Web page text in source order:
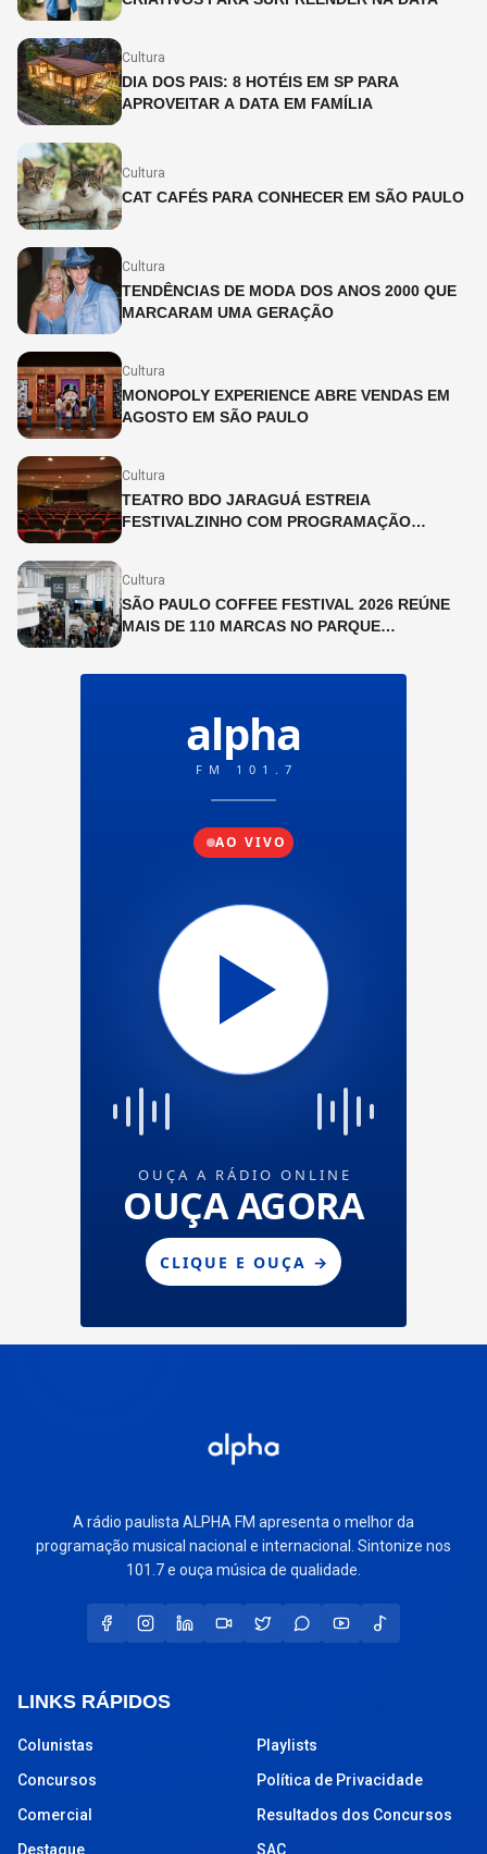
Cultura
DIA DOS PAIS: 8 HOTÉIS EM SP PARA
APROVEITAR A DATA EM FAMÍLIA
Cultura
CAT CAFÉS PARA CONHECER EM SÃO PAULO
Cultura
TENDÊNCIAS DE MODA DOS ANOS 2000 QUE
MARCARAM UMA GERAÇÃO
Cultura
MONOPOLY EXPERIENCE ABRE VENDAS EM
AGOSTO EM SÃO PAULO
Cultura
TEATRO BDO JARAGUÁ ESTREIA
FESTIVALZINHO COM PROGRAMAÇÃO
Cultura
SÃO PAULO COFFEE FESTIVAL 2026 REÚNE
MAIS DE 110 MARCAS NO PARQUE
A rádio paulista ALPHA FM apresenta o melhor da
programação musical nacional e internacional. Sintonize nos
101.7 e ouça música de qualidade.
LINKS RÁPIDOS
Colunistas
Concursos
Comercial
Destaque
Playlists
Política de Privacidade
Resultados dos Concursos
SAC